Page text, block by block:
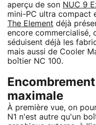
aperçu de son NUC 9
mini-PC ultra compact
The Element déjà
encore commercialisé,
séduisent déjà les
mais aussi de Cooler
boîtier NC 100.
maximale
À première vue, on
N1 n'est autre qu'un